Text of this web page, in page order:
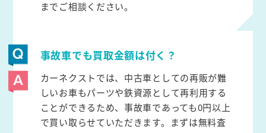
までご相談ください。
事故車でも買取金額は付く？
カーネクストでは、中古車としての再販が難
しいお車もパーツや鉄資源として再利用する
ことができるため、事故車であっても0円以上
で買い取らせていただきます。まずは無料査